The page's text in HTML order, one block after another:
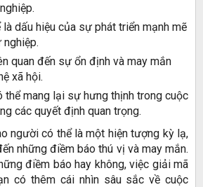
dấu hiệu của sự phát triển mạnh mẽ
quan đến sự ổn định và may mắn
xã hội.
thể mang lại sự hưng thịnh trong cuộc
các quyết định quan trọng.
người có thể là một hiện tượng kỳ lạ,
những điềm báo thú vị và may mắn.
điềm báo hay không, việc giải mã
có thêm cái nhìn sâu sắc về cuộc